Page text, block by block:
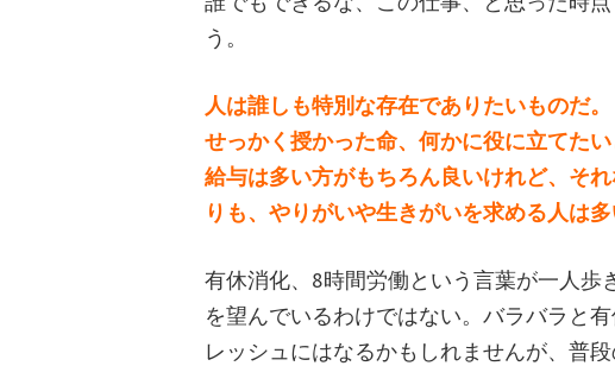
う。
人は誰しも特別な存在でありたいものだ。
せっかく授かった命、何かに役に立てたい
給与は多い方がもちろん良いけれど、そ
りも、やりがいや生きがいを求める人は多
有休消化、8時間労働という言葉が一人歩
を望んでいるわけではない。バラバラと
レッシュにはなるかもしれませんが、普